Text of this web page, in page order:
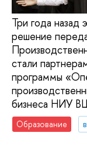
Три года назад
решение
стали
программы
бизнеса НИУ
Образование